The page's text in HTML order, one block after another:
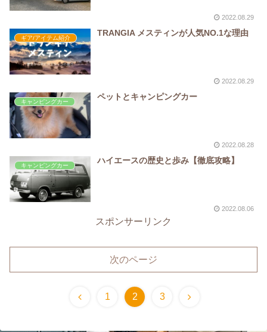
2022.08.29
ギア/アイテム紹介
TRANGIA メスティンが人気NO.1な理由
2022.08.29
キャンピングカー
ペットとキャンピングカー
2022.08.28
キャンピングカー
ハイエースの歴史と歩み【徹底攻略】
2022.08.06
スポンサーリンク
次のページ
1 2 3